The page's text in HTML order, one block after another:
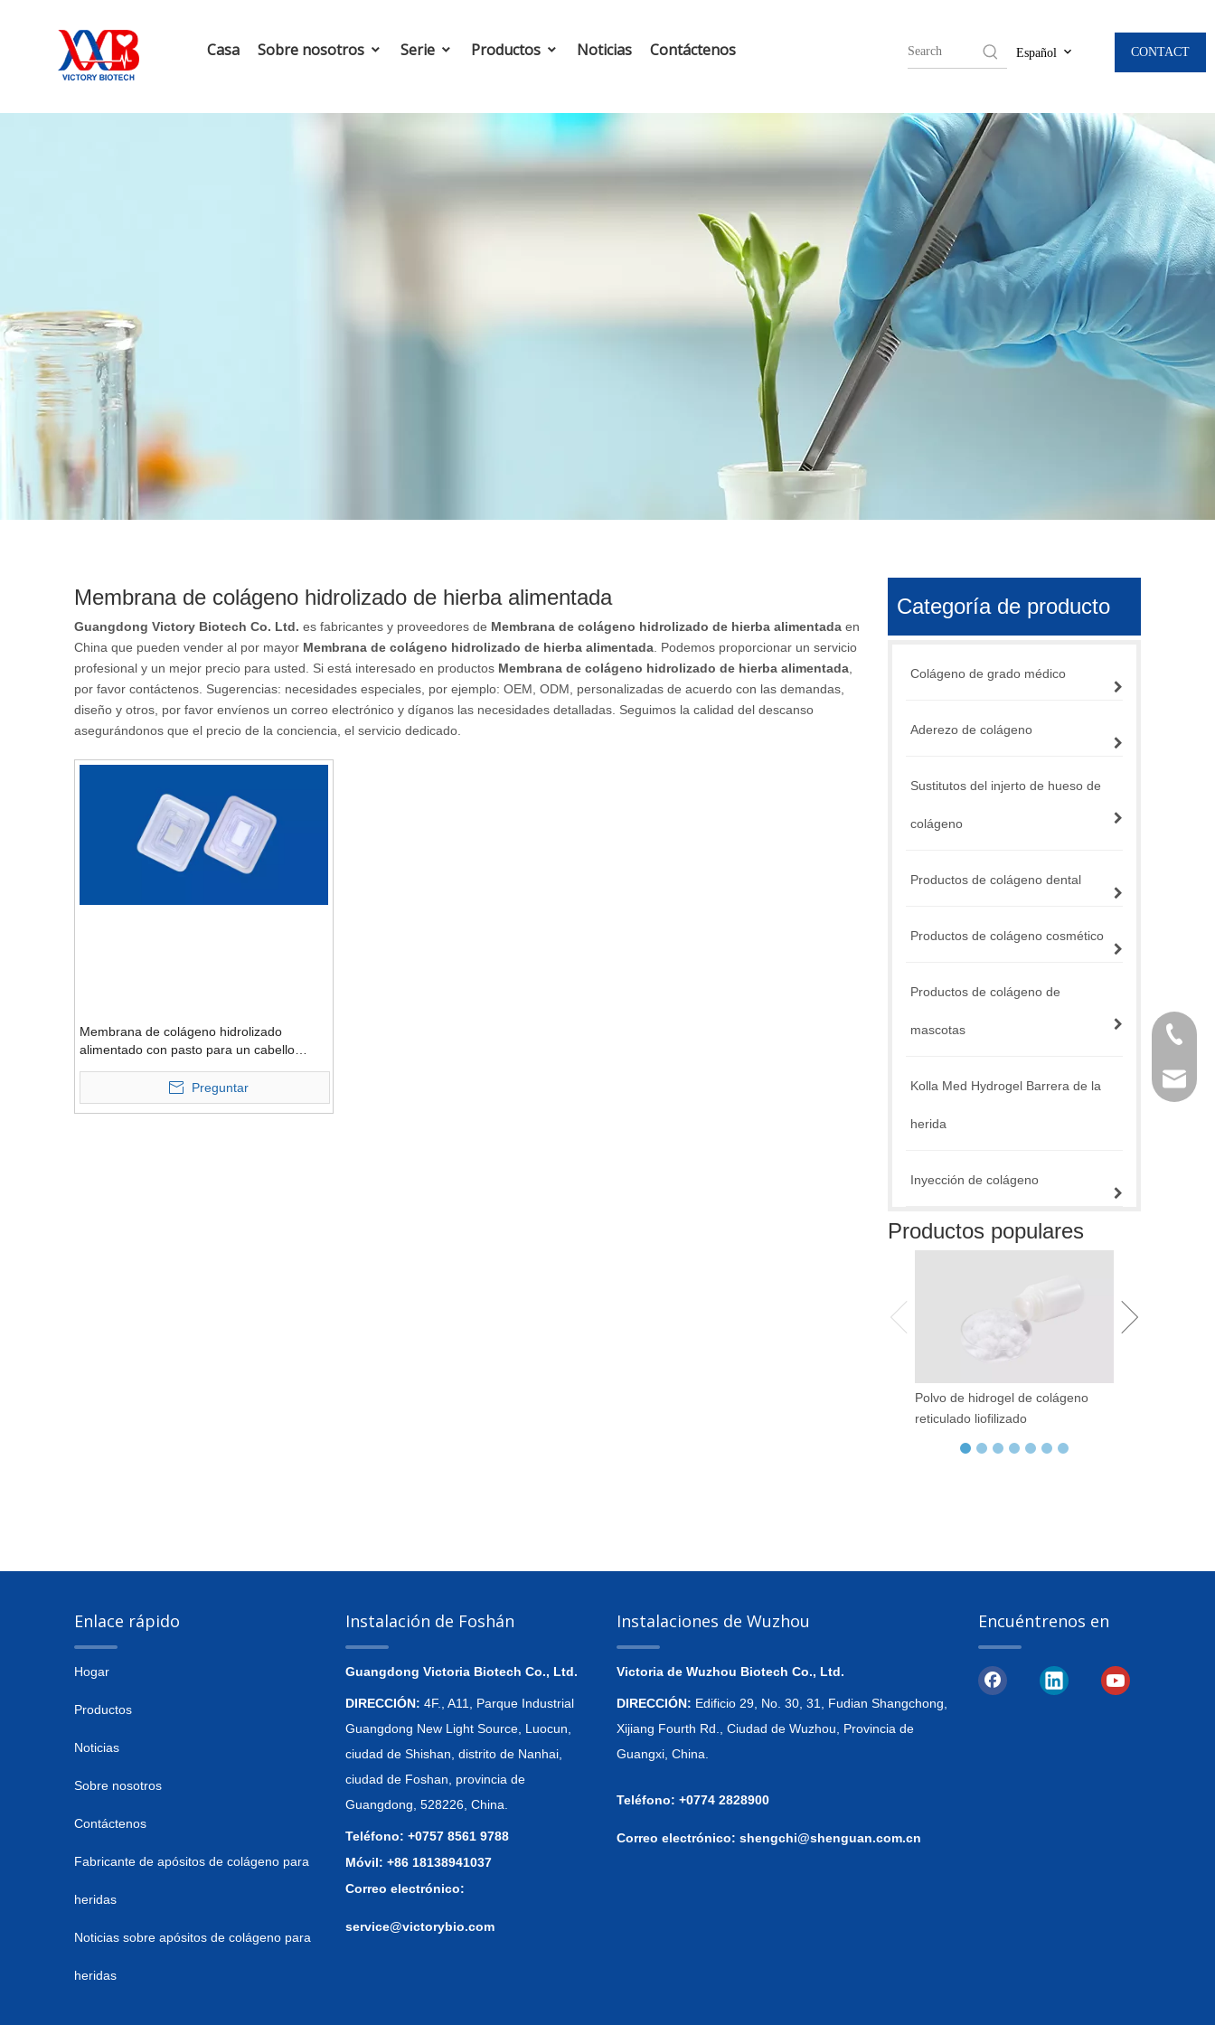
Casa Sobre nosotros Serie Productos Noticias Contáctenos Español CONTACT
Membrana de colágeno hidrolizado de hierba alimentada
Guangdong Victory Biotech Co. Ltd. es fabricantes y proveedores de Membrana de colágeno hidrolizado de hierba alimentada en
China que pueden vender al por mayor Membrana de colágeno hidrolizado de hierba alimentada . Podemos proporcionar un servicio
profesional y un mejor precio para usted. Si está interesado en productos Membrana de colágeno hidrolizado de hierba alimentada
por favor contáctenos. Sugerencias: necesidades especiales, por ejemplo: OEM, ODM, personalizadas de acuerdo con las demandas,
diseño y otros, por favor envíenos un correo electrónico y díganos las necesidades detalladas. Seguimos la calidad del descanso
asegurándonos que el precio de la conciencia, el servicio dedicado.
Membrana de colágeno hidrolizado
alimentado con pasto para un cabello
Preguntar
Categoría de producto
Colágeno de grado médico
Aderezo de colágeno
Sustitutos del injerto de hueso de
colágeno
Productos de colágeno dental
Productos de colágeno cosmético
Productos de colágeno de
mascotas
Kolla Med Hydrogel Barrera de la
herida
Inyección de colágeno
Productos populares
Polvo de hidrogel de colágeno
reticulado liofilizado
Enlace rápido
Hogar
Productos
Noticias
Sobre nosotros
Contáctenos
Fabricante de apósitos de colágeno para
heridas
Noticias sobre apósitos de colágeno para
heridas
Instalación de Foshán
Guangdong Victoria Biotech Co., Ltd.
DIRECCIÓN: 4F., A11, Parque Industrial
Guangdong New Light Source, Luocun,
ciudad de Shishan, distrito de Nanhai,
ciudad de Foshan, provincia de
Guangdong, 528226, China.
Teléfono: +0757 8561 9788
Móvil: +86 18138941037
Correo electrónico:
service@victorybio.com
Instalaciones de Wuzhou
Victoria de Wuzhou Biotech Co., Ltd.
DIRECCIÓN: Edificio 29, No. 30, 31, Fudian Shangchong,
Xijiang Fourth Rd., Ciudad de Wuzhou, Provincia de
Guangxi, China.
Teléfono: +0774 2828900
Correo electrónico: shengchi@shenguan.com.cn
Encuéntrenos en
+86